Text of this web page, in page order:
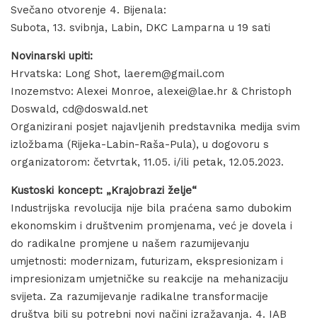
Svečano otvorenje 4. Bijenala:
Subota, 13. svibnja, Labin, DKC Lamparna u 19 sati
Novinarski upiti:
Hrvatska: Long Shot, laerem@gmail.com
Inozemstvo: Alexei Monroe, alexei@lae.hr & Christoph
Doswald, cd@doswald.net
Organizirani posjet najavljenih predstavnika medija svim
izložbama (Rijeka-Labin-Raša-Pula), u dogovoru s
organizatorom: četvrtak, 11.05. i/ili petak, 12.05.2023.
Kustoski koncept: „Krajobrazi želje“
Industrijska revolucija nije bila praćena samo dubokim
ekonomskim i društvenim promjenama, već je dovela i
do radikalne promjene u našem razumijevanju
umjetnosti: modernizam, futurizam, ekspresionizam i
impresionizam umjetničke su reakcije na mehanizaciju
svijeta. Za razumijevanje radikalne transformacije
društva bili su potrebni novi načini izražavanja. 4. IAB